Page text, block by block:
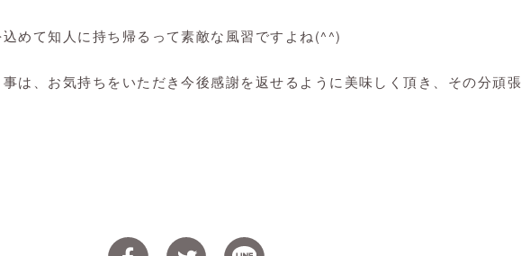
めて知人に持ち帰るって素敵な風習ですよね(^^)
は、お気持ちをいただき今後感謝を返せるように美味しく頂き、その分頑張